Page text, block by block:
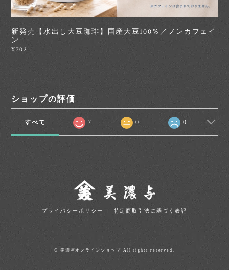
新発売【水出し大豆珈琲】国産大豆100％／ノンカフェイ
ン
¥702
ショップの評価
すべて 7 0 0
プライバシーポリシー 特定商取引法に基づく表記
© 美濃与オンラインショップ All rights reserved.